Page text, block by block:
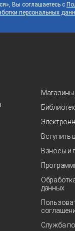
Вы соглашаетесь с
персональных
Магазины
Вступить
Взносы и
данных
Служба